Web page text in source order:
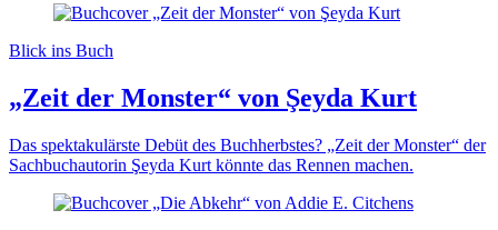
Blick ins Buch
„Zeit der Monster“ von Şeyda Kurt
Das spektakulärste Debüt des Buchherbstes? „Zeit der Monster“ der
Sachbuchautorin Şeyda Kurt könnte das Rennen machen.